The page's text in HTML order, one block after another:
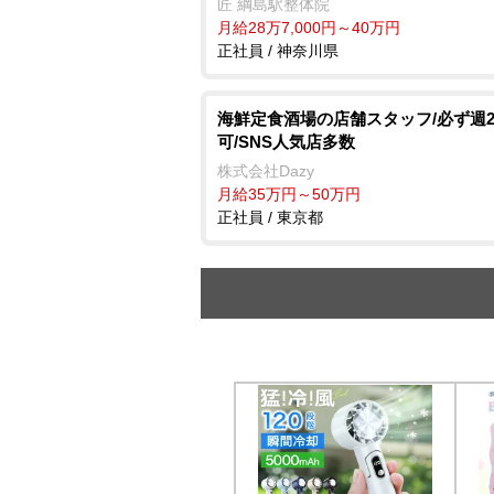
匠 綱島駅整体院
月給28万7,000円～40万円
正社員 / 神奈川県
海鮮定食酒場の店舗スタッフ/必ず週
可/SNS人気店多数
株式会社Dazy
月給35万円～50万円
正社員 / 東京都